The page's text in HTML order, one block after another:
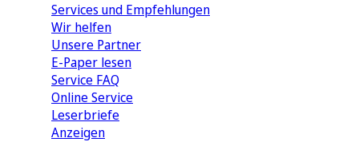
Services und Empfehlungen
Wir helfen
Unsere Partner
E-Paper lesen
Service FAQ
Online Service
Leserbriefe
Anzeigen